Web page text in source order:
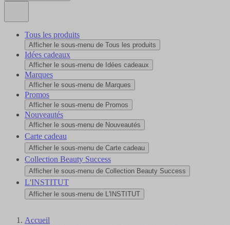
Tous les produits
Afficher le sous-menu de Tous les produits
Idées cadeaux
Afficher le sous-menu de Idées cadeaux
Marques
Afficher le sous-menu de Marques
Promos
Afficher le sous-menu de Promos
Nouveautés
Afficher le sous-menu de Nouveautés
Carte cadeau
Afficher le sous-menu de Carte cadeau
Collection Beauty Success
Afficher le sous-menu de Collection Beauty Success
L'INSTITUT
Afficher le sous-menu de L'INSTITUT
Accueil